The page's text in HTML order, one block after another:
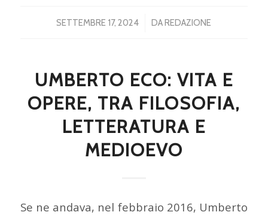
SETTEMBRE 17, 2024
/ DAREDAZIONE
UMBERTO ECO: VITA E
OPERE, TRA FILOSOFIA,
LETTERATURA E
MEDIOEVO
Se ne andava, nel febbraio 2016, Umberto